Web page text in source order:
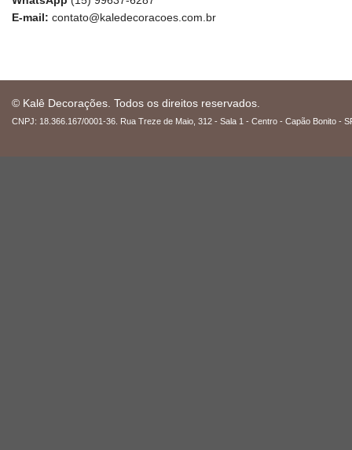
E-mail: contato@kaledecoracoes.com.br
© Kalê Decorações. Todos os direitos reservados.
CNPJ: 18.366.167/0001-36. Rua Treze de Maio, 312 - Sala 1 - Centro - Capão Bonito -